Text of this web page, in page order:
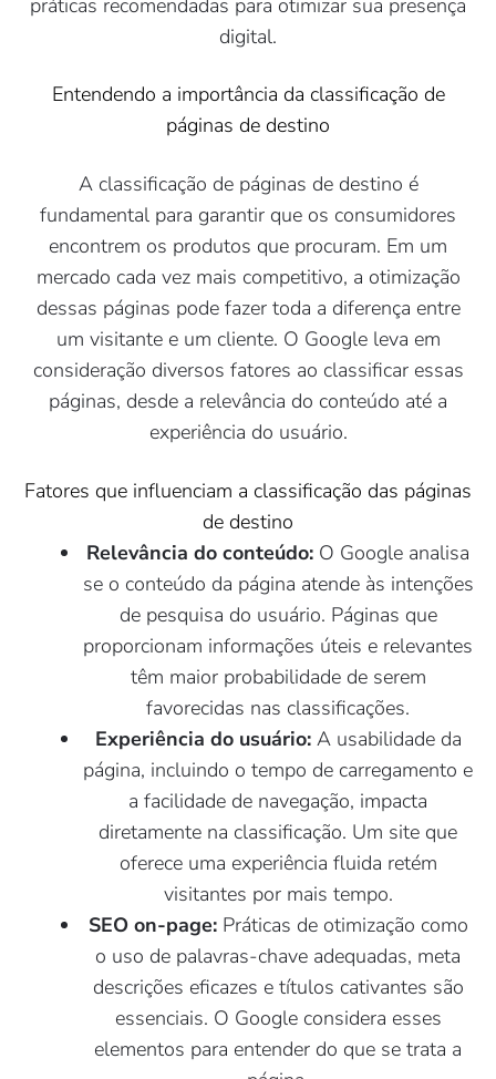
digital.
Entendendo a importância da classificação de
páginas de destino
A classificação de páginas de destino é
fundamental para garantir que os consumidores
encontrem os produtos que procuram. Em um
mercado cada vez mais competitivo, a otimização
dessas páginas pode fazer toda a diferença entre
um visitante e um cliente. O Google leva em
consideração diversos fatores ao classificar essas
páginas, desde a relevância do conteúdo até a
experiência do usuário.
Fatores que influenciam a classificação das páginas
de destino
Relevância do conteúdo: O Google analisa
se o conteúdo da página atende às intenções
de pesquisa do usuário. Páginas que
proporcionam informações úteis e relevantes
têm maior probabilidade de serem
favorecidas nas classificações.
Experiência do usuário:A usabilidade da
página, incluindo o tempo de carregamento e
a facilidade de navegação, impacta
diretamente na classificação. Um site que
oferece uma experiência fluida retém
visitantes por mais tempo.
SEO on-page:Práticas de otimização como
o uso de palavras-chave adequadas, meta
descrições eficazes e títulos cativantes são
essenciais. O Google considera esses
elementos para entender do que se trata a